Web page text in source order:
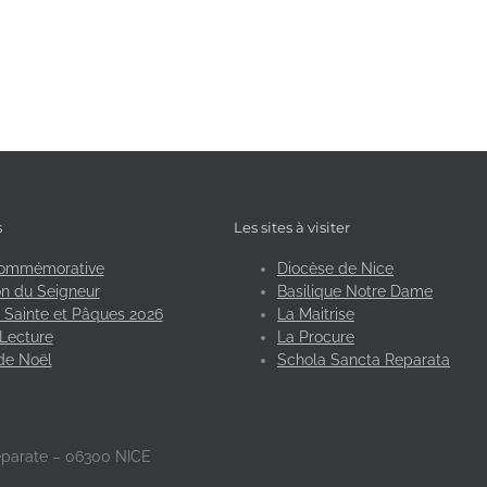
du Seigneur
et Pâques 2026
Noël
Les sites à visiter
Diocèse de Nice
Basilique Notre Dame
La Maitrise
La Procure
Schola Sancta Reparata
– 06300 NICE